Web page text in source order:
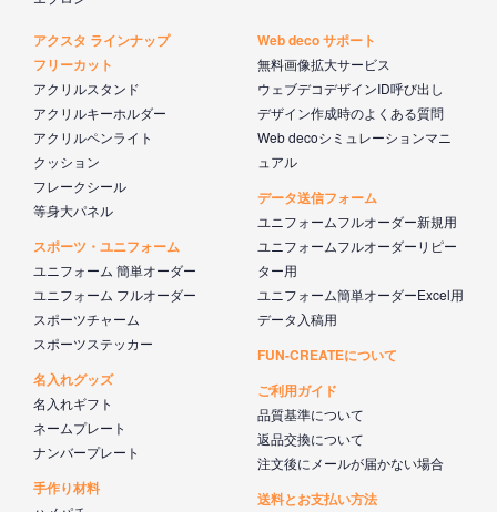
アクスタ ラインナップ
フリーカット
アクリルスタンド
アクリルキーホルダー
アクリルペンライト
クッション
フレークシール
等身大パネル
スポーツ・ユニフォーム
ユニフォーム 簡単オーダー
ユニフォーム フルオーダー
スポーツチャーム
スポーツステッカー
名入れグッズ
名入れギフト
ネームプレート
ナンバープレート
手作り材料
Web deco サポート
無料画像拡大サービス
ウェブデコデザインID呼び出し
デザイン作成時のよくある質問
Web decoシミュレーションマニ
ュアル
データ送信フォーム
ユニフォームフルオーダー新規用
ユニフォームフルオーダーリピー
ター用
ユニフォーム簡単オーダーExcel用
データ入稿用
FUN-CREATEについて
ご利用ガイド
品質基準について
返品交換について
注文後にメールが届かない場合
送料とお支払い方法